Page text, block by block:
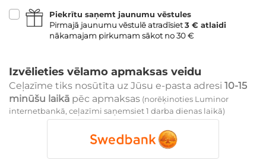
Piekrītu saņemt jaunumu vēstules
Pirmajā jaunumu vēstulē atradīsiet3 € atlaidi
nākamajam pirkumam sākot no 30 €
Izvēlieties vēlamo apmaksas veidu
Ceļazīme tiks nosūtīta uz Jūsu e-pasta adresi 10-15
minūšu laikā pēc apmaksas (norēķinoties Luminor
internetbankā, ceļazīmi saņemsiet 1 darba dienas laikā)